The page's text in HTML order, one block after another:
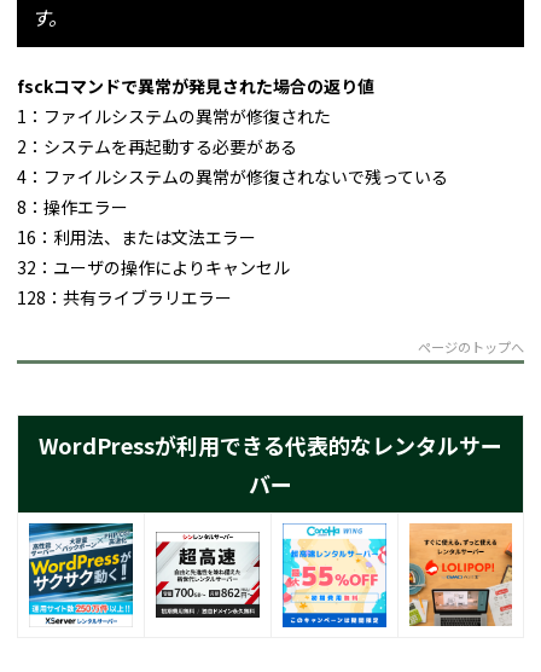
す。
fsckコマンドで異常が発見された場合の返り値
1：ファイルシステムの異常が修復された
2：システムを再起動する必要がある
4：ファイルシステムの異常が修復されないで残っている
8：操作エラー
16：利用法、または文法エラー
32：ユーザの操作によりキャンセル
128：共有ライブラリエラー
ページのトップへ
WordPressが利用できる代表的なレンタルサー
バー